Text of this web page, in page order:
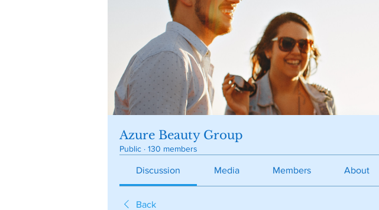
Azure Beauty Group
Public · 130 members
Discussion Media Members About
Back